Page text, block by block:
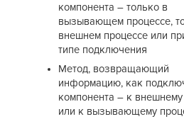
компонента – только в
вызывающем процессе,
внешнем процессе или
типе подключения
Метод, возвращающий
информацию, как
компонента – к внешнему
или к вызывающему